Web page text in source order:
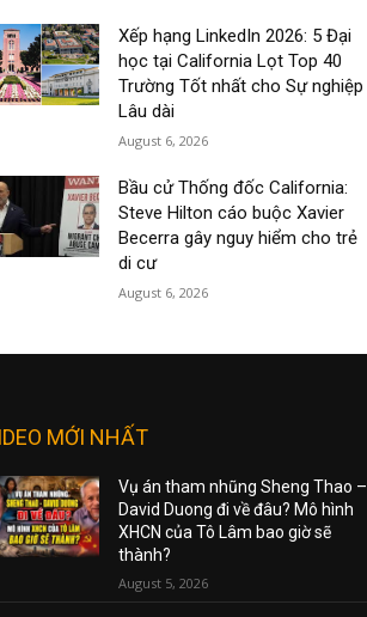
Xếp hạng LinkedIn 2026: 5 Đại
học tại California Lọt Top 40
Trường Tốt nhất cho Sự nghiệp
Lâu dài
August 6, 2026
Bầu cử Thống đốc California:
Steve Hilton cáo buộc Xavier
Becerra gây nguy hiểm cho trẻ
di cư
August 6, 2026
MỚI NHẤT
Vụ án tham nhũng Sheng Thao –
David Duong đi về đâu? Mô hình
XHCN của Tô Lâm bao giờ sẽ
thành?
August 5, 2026